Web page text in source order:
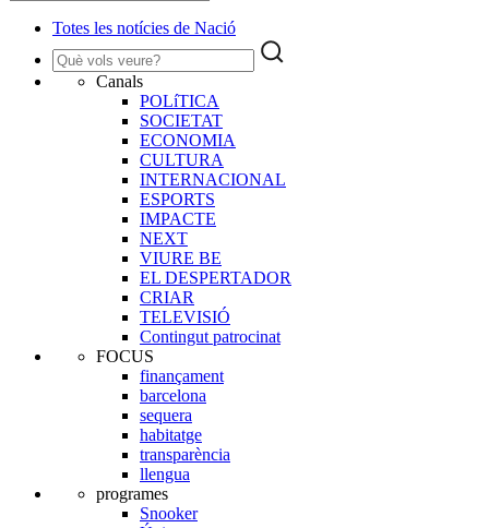
Totes les notícies de Nació
Canals
POLíTICA
SOCIETAT
ECONOMIA
CULTURA
INTERNACIONAL
ESPORTS
IMPACTE
NEXT
VIURE BE
EL DESPERTADOR
CRIAR
TELEVISIÓ
Contingut patrocinat
FOCUS
finançament
barcelona
sequera
habitatge
transparència
llengua
programes
Snooker